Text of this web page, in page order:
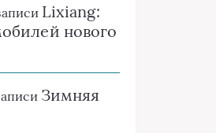
Lixiang:
нового
Зимняя